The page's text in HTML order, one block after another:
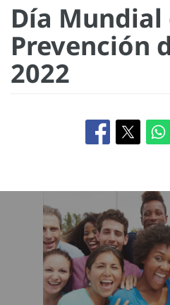
Día Mundial
Prevención
2022